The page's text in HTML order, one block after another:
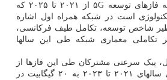
طاهری بخش در ادامه به فازهای توسعه ۵G از ۲۰۲۱ تا ۲۰۲۵ که
است در شبکه همراه اول اشاره
شاخص توسعه، تکامل طیف فرکانسی،
تکاملی معماری شبکه طی این سالها
پیک سرعتی مشترکان طی این فازها از
یک گیگابیت بر ثانیه طی سالهای ۲۰۲۱ تا ۲۰۲۳ به ۲۰ گیگابیت در